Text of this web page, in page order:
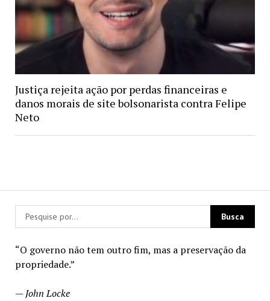
“O governo não tem outro fim, mas a preservação da
propriedade.”
— John Locke
Justiça rejeita ação por perdas financeiras e
danos morais de site bolsonarista contra Felipe
Neto